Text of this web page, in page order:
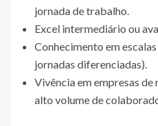
jornada de trabalho.
Excel intermediário ou
Conhecimento em
jornadas diferenciadas).
Vivência em empresas
alto volume de